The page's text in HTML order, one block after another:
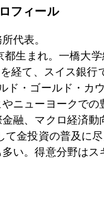
の後、民間銀行から
悪化の一途。消費物
み、イタリアはリセ
ナス金利導入と新た
った新型資金供給オ
Ｂ理事会で、遂に、
が限定される債券類
ＢＳといえば、サブ
フィール
代表。
都生まれ。一橋大
経て、スイス銀行
ド・ゴールド・カ
ニューヨークで
融、マクロ経済
て金投資の普及に
い。得意分野はス